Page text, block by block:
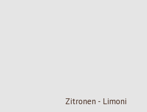
Zitronen - Limoni